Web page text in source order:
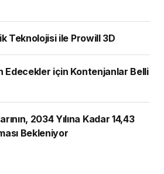
Teknolojisi ile Prowill 3D
için Kontenjanlar Belli
2034 Yılına Kadar 14,43
Bekleniyor